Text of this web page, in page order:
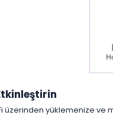
üzerinden yüklemenize ve